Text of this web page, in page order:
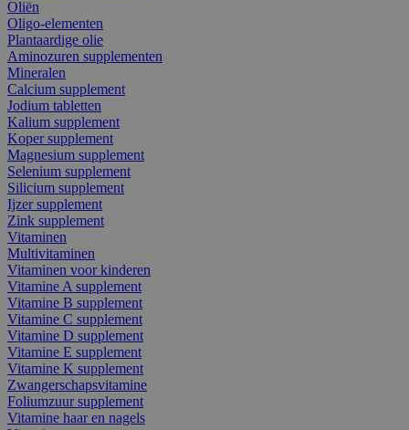
Oliën
Oligo-elementen
Plantaardige olie
Aminozuren supplementen
Mineralen
Calcium supplement
Jodium tabletten
Kalium supplement
Koper supplement
Magnesium supplement
Selenium supplement
Silicium supplement
Ijzer supplement
Zink supplement
Vitaminen
Multivitaminen
Vitaminen voor kinderen
Vitamine A supplement
Vitamine B supplement
Vitamine C supplement
Vitamine D supplement
Vitamine E supplement
Vitamine K supplement
Zwangerschapsvitamine
Foliumzuur supplement
Vitamine haar en nagels